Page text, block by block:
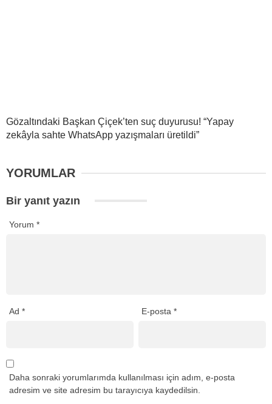
Gözaltındaki Başkan Çiçek’ten suç duyurusu! “Yapay
zekâyla sahte WhatsApp yazışmaları üretildi”
YORUMLAR
Bir yanıt yazın
Yorum *
Ad * E-posta*
Daha sonraki yorumlarımda kullanılması için adım, e-posta
adresim ve site adresim bu tarayıcıya kaydedilsin.